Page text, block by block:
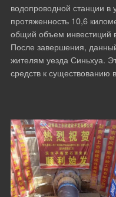
водопроводной станции
протяженность 10,6
общий объем инвестиций
После завершения,
жителям уезда Синьхуа.
средств к существованию